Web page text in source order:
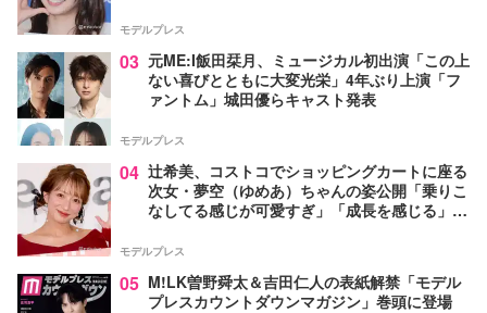
モデルプレス
03 元ME:I飯田栞月、ミュージカル初出演「この上
ない喜びとともに大変光栄」4年ぶり上演「フ
ァントム」城田優らキャスト発表
モデルプレス
04 辻希美、コストコでショッピングカートに座る
次女・夢空（ゆめあ）ちゃんの姿公開「乗りこ
なしてる感じが可愛すぎ」「成長を感じる」の
モデルプレス
05 M!LK曽野舜太＆吉田仁人の表紙解禁「モデル
プレスカウントダウンマガジン」巻頭に登場